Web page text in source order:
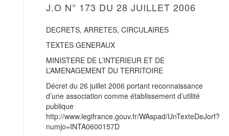
J.O N° 173 DU 28 JUILLET 2006
DECRETS, ARRETES, CIRCULAIRES
TEXTES GENERAUX
MINISTERE DE L’INTERIEUR ET DE
L’AMENAGEMENT DU TERRITOIRE
Décret du 26 juillet 2006 portant reconnaissance
d’une association comme établissement d’utilité
publique
http://www.legifrance.gouv.fr/WAspad/UnTexteDeJorf?
numjo=INTA0600157D